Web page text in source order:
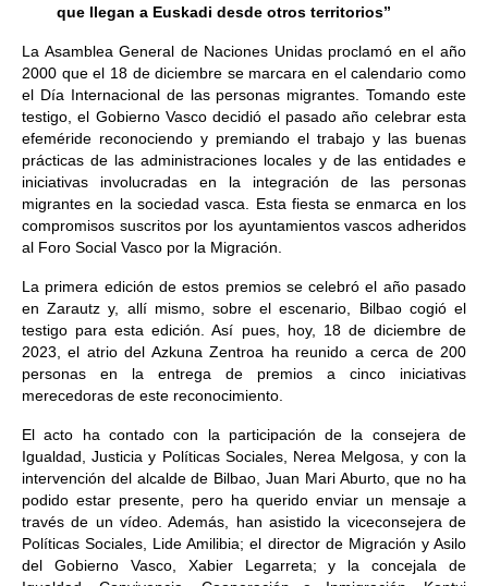
que llegan a Euskadi desde otros territorios”
La Asamblea General de Naciones Unidas proclamó en el año
2000 que el 18 de diciembre se marcara en el calendario como
el Día Internacional de las personas migrantes. Tomando este
testigo, el Gobierno Vasco decidió el pasado año celebrar esta
efeméride reconociendo y premiando el trabajo y las buenas
prácticas de las administraciones locales y de las entidades e
iniciativas involucradas en la integración de las personas
migrantes en la sociedad vasca. Esta fiesta se enmarca en los
compromisos suscritos por los ayuntamientos vascos adheridos
al Foro Social Vasco por la Migración.
La primera edición de estos premios se celebró el año pasado
en Zarautz y, allí mismo, sobre el escenario, Bilbao cogió el
testigo para esta edición. Así pues, hoy, 18 de diciembre de
2023, el atrio del Azkuna Zentroa ha reunido a cerca de 200
personas en la entrega de premios a cinco iniciativas
merecedoras de este reconocimiento.
El acto ha contado con la participación de la consejera de
Igualdad, Justicia y Políticas Sociales, Nerea Melgosa, y con la
intervención del alcalde de Bilbao, Juan Mari Aburto, que no ha
podido estar presente, pero ha querido enviar un mensaje a
través de un vídeo. Además, han asistido la viceconsejera de
Políticas Sociales, Lide Amilibia; el director de Migración y Asilo
del Gobierno Vasco, Xabier Legarreta; y la concejala de